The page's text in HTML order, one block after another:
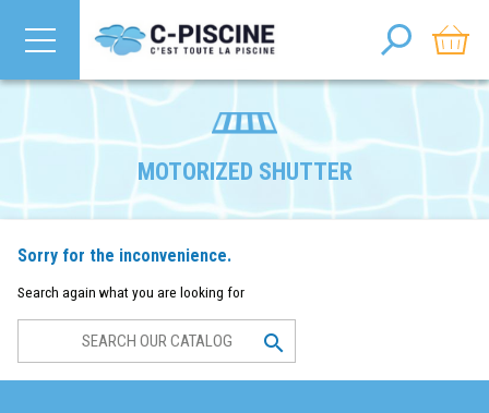
MOTORIZED SHUTTER
Sorry for the inconvenience.
Search again what you are looking for
